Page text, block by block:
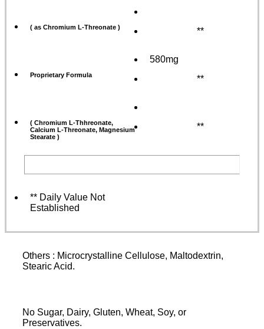
( as Chromium L-Threonate ) **
Proprietary Formula
580mg
**
( Chromium L-Thhreonate,
Calcium L-Threonate, Magnesium
Stearate )
**
** Daily Value Not
Established
Others : Microcrystalline Cellulose, Maltodextrin,
Stearic Acid.
No Sugar, Dairy, Gluten, Wheat, Soy, or
Preservatives.